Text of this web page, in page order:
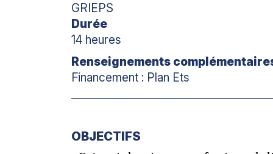
GRIEPS
Durée
14 heures
Renseignements
Financement : Plan Ets
OBJECTIFS